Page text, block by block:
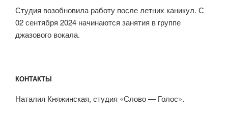
Студия возобновила работу после летних каникул. С
02 сентября 2024 начинаются занятия в группе
джазового вокала.
КОНТАКТЫ
Наталия Княжинская, студия «Слово — Голос».